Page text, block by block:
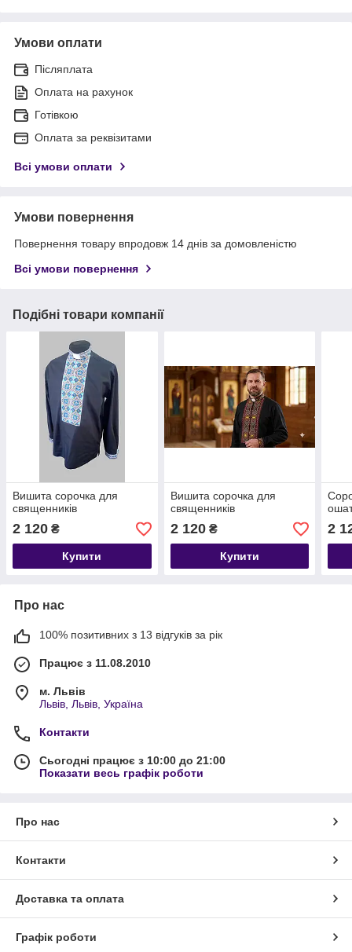
Умови оплати
Післяплата
Оплата на рахунок
Готівкою
Оплата за реквізитами
Всі умови оплати
Умови повернення
Повернення товару впродовж 14 днів за домовленістю
Всі умови повернення
Подібні товари компанії
Вишита сорочка для
священників
2 120 ₴
Купити
Вишита сорочка для
священників
2 120₴
Купити
2
Про нас
100% позитивних з 13 відгуків за рік
Працює з 11.08.2010
м. Львів
Львів, Львів, Україна
Контакти
Сьогодні працює з 10:00 до 21:00
Показати весь графік роботи
Про нас
Контакти
Доставка та оплата
Графік роботи